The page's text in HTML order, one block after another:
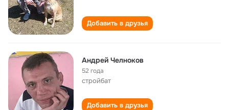
Добавить в друзья
Андрей Челноков
52 года
стройбат
Добавить в друзья